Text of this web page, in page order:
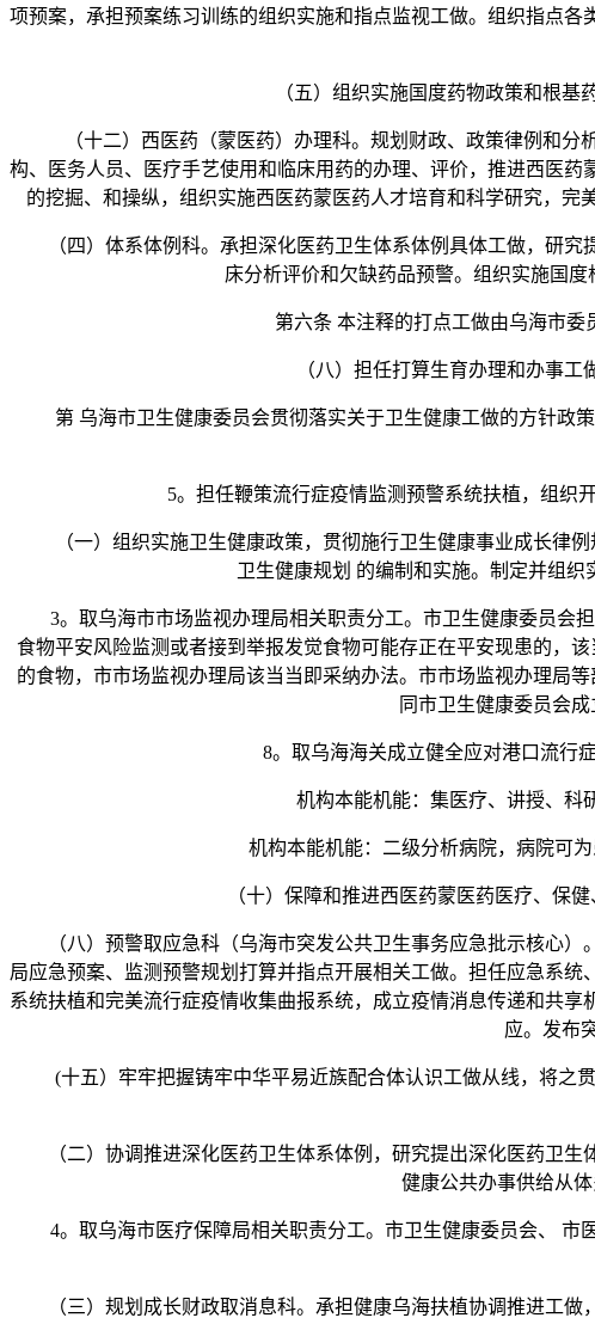
项预案，承担预案练习训练的组织实施和指点监视工做。组织指点
（五）组织实施国度药物政策和根基药
（十二）西医药（蒙医药）办理科。规划财政、政策律例和分
构、医务人员、医疗手艺使用和临床用药的办理、评价，推进西医
的挖掘、和操纵，组织实施西医药蒙医药人才培育和科学研究，完
（四）体系体例科。承担深化医药卫生体系体例具体工做，研究
床分析评价和欠缺药品预警。组织实施国
第六条 本注释的打点工做由乌海市委员
（八）担任打算生育办理和办事工做
第 乌海市卫生健康委员会贯彻落实关于卫生健康工做的方针政策
5。担任鞭策流行症疫情监测预警系统扶植，组织开
（一）组织实施卫生健康政策，贯彻施行卫生健康事业成长律例
卫生健康规划 的编制和实施。制定并组
3。取乌海市市场监视办理局相关职责分工。市卫生健康委员会担
食物平安风险监测或者接到举报发觉食物可能存正在平安现患的，
的食物，市市场监视办理局该当当即采纳办法。市市场监视办理局
同市卫生健康委员会
8。取乌海海关成立健全应对港口流行症
机构本能机能：集医疗、讲授、科研
机构本能机能：二级分析病院，病院可为
（十）保障和推进西医药蒙医药医疗、保健
（八）预警取应急科（乌海市突发公共卫生事务应急批示核心）
局应急预案、监测预警规划打算并指点开展相关工做。担任应急系
系统扶植和完美流行症疫情收集曲报系统，成立疫情消息传递和共
应。发布
(十五）牢牢把握铸牢中华平易近族配合体认识工做从线，将之贯
（二）协调推进深化医药卫生体系体例，研究提出深化医药卫生
健康公共办事供给从
4。取乌海市医疗保障局相关职责分工。市卫生健康委员会、 市
（三）规划成长财政取消息科。承担健康乌海扶植协调推进工做